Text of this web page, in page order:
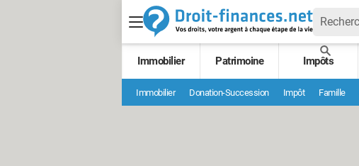
Immobilier Patrimoine Impôts
Immobilier Donation-Succession Impôt Famille